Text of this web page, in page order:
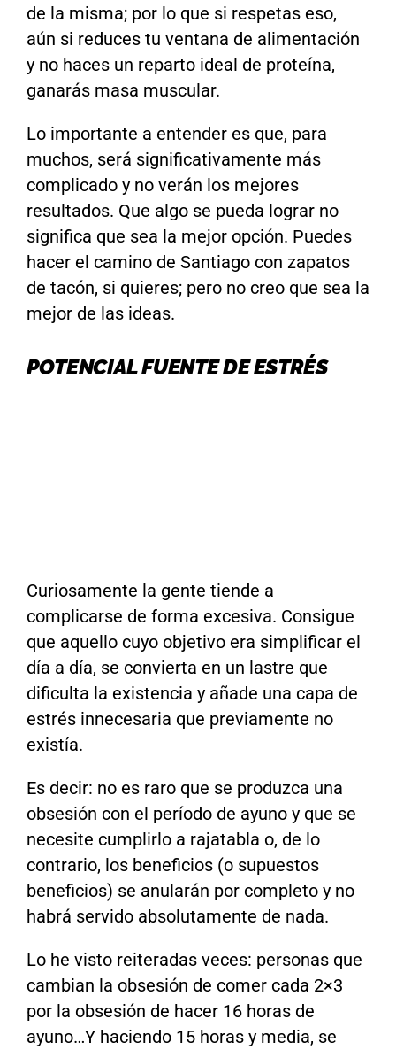
de la misma; por lo que si respetas eso,
aún si reduces tu ventana de alimentación
y no haces un reparto ideal de proteína,
ganarás masa muscular.
Lo importante a entender es que, para
muchos, será significativamente más
complicado y no verán los mejores
resultados. Que algo se pueda lograr no
significa que sea la mejor opción. Puedes
hacer el camino de Santiago con zapatos
de tacón, si quieres; pero no creo que sea la
mejor de las ideas.
POTENCIALFUENTE DE ESTRÉS
Curiosamente la gente tiende a
complicarse de forma excesiva. Consigue
que aquello cuyo objetivo era simplificar el
día a día, se convierta en un lastre que
dificulta la existencia y añade una capa de
estrés innecesaria que previamente no
existía.
Es decir: no es raro que se produzca una
obsesión con el período de ayuno y que se
necesite cumplirlo a rajatabla o, de lo
contrario, los beneficios (o supuestos
beneficios) se anularán por completo y no
habrá servido absolutamente de nada.
Lo he visto reiteradas veces: personas que
cambian la obsesión de comer cada 2×3
por la obsesión de hacer 16 horas de
ayuno…Y haciendo 15 horas y media, se